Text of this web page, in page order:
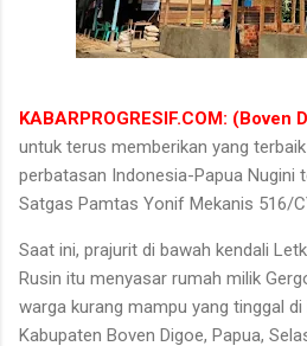
KABARPROGRESIF.COM: (Boven
untuk terus memberikan yang
perbatasan Indonesia-Papua Nugini
Satgas Pamtas Yonif Mekanis 516/
Saat ini, prajurit di bawah kendali
Rusin itu menyasar rumah milik
warga kurang mampu yang tinggal di
Kabupaten Boven Digoe, Papua,